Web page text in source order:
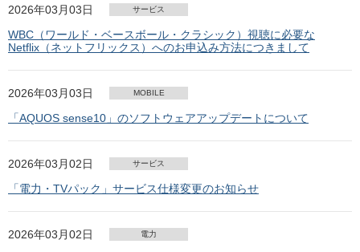
2026年03月03日 サービス
WBC（ワールド・ベースボール・クラシック）視聴に必要な
Netflix（ネットフリックス）へのお申込み方法につきまして
2026年03月03日 MOBILE
「AQUOS sense10」のソフトウェアアップデートについて
2026年03月02日 サービス
「電力・TVパック」サービス仕様変更のお知らせ
2026年03月02日 電力